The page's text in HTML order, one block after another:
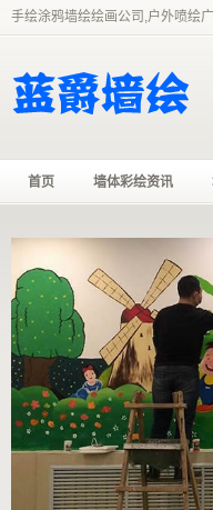
手绘涂鸦墙绘绘画公司,户外喷绘
首页 墙体彩绘资讯